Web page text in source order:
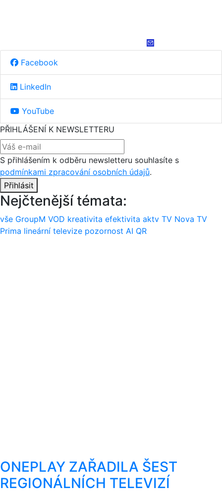
Facebook
LinkedIn
YouTube
PŘIHLÁŠENÍ K NEWSLETTERU
S přihlášením k odběru newsletteru souhlasíte s
podmínkami zpracování osobních údajů.
Přihlásit
Nejčtenější témata:
vše GroupM VOD kreativita efektivita aktv TV Nova TV
Prima lineární televize pozornost AI QR
ONEPLAY ZAŘADILA ŠEST
REGIONÁLNÍCH TELEVIZÍ